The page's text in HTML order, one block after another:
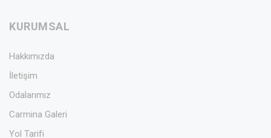
KURUMSAL
Hakkımızda
İletişim
Odalarımız
Carmina Galeri
Yol Tarifi